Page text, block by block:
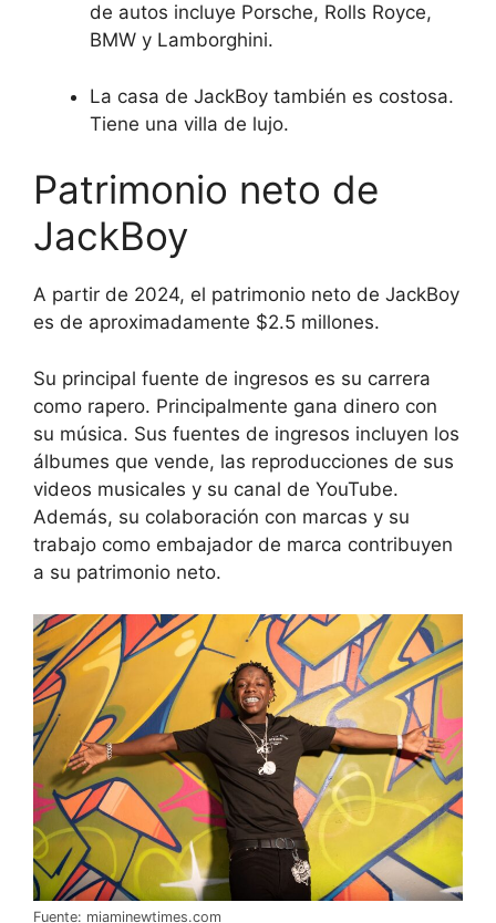
de autos incluye Porsche, Rolls Royce,
BMW y Lamborghini.
La casa de JackBoy también es costosa.
Tiene una villa de lujo.
Patrimonio neto de
JackBoy
A partir de 2024, el patrimonio neto de JackBoy
es de aproximadamente $2.5 millones.
Su principal fuente de ingresos es su carrera
como rapero. Principalmente gana dinero con
su música. Sus fuentes de ingresos incluyen los
álbumes que vende, las reproducciones de sus
videos musicales y su canal de YouTube.
Además, su colaboración con marcas y su
trabajo como embajador de marca contribuyen
a su patrimonio neto.
Fuente: miaminewtimes.com